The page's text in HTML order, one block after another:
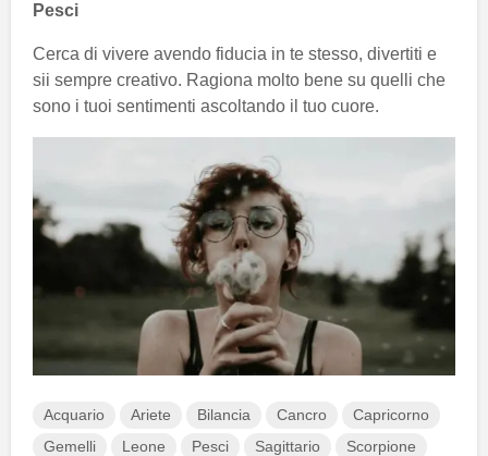
Pesci
Cerca di vivere avendo fiducia in te stesso, divertiti e
sii sempre creativo. Ragiona molto bene su quelli che
sono i tuoi sentimenti ascoltando il tuo cuore.
Acquario Ariete Bilancia Cancro
Capricorno
Gemelli
Leone Pesci Sagittario
Scorpione